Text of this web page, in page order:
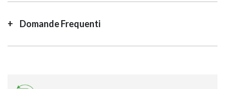
Domande Frequenti